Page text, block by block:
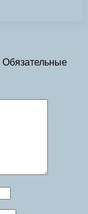
Обязательные